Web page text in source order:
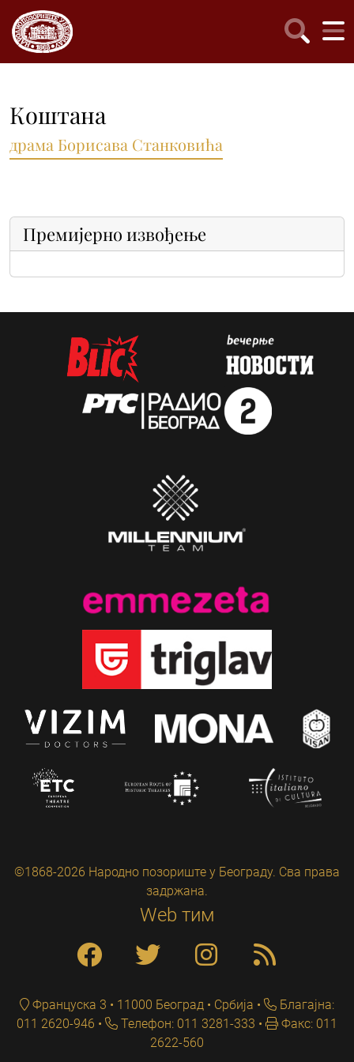
Коштана
драма Борисава Станковића
Премијерно извођење
©1868-2026 Народно позориште у Београду. Сва права
задржана.
Web тим
Француска 3 • 11000 Београд • Србија
Благајна:
011 2620-946
Телефон: 011 3281-333
Факс: 011
2622-560